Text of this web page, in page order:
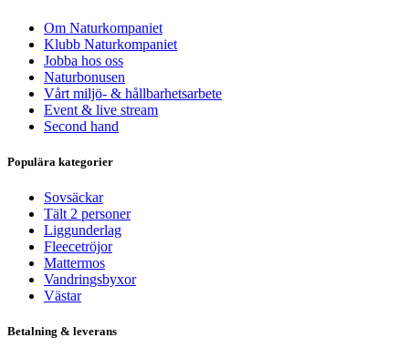
Om Naturkompaniet
Klubb Naturkompaniet
Jobba hos oss
Naturbonusen
Vårt miljö- & hållbarhetsarbete
Event & live stream
Second hand
Populära kategorier
Sovsäckar
Tält 2 personer
Liggunderlag
Fleecetröjor
Mattermos
Vandringsbyxor
Västar
Betalning & leverans